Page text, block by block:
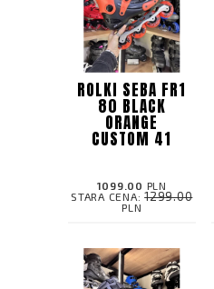
ROLKI SEBA FR1
80 BLACK
ORANGE
CUSTOM 41
1099.00 PLN
STARA CENA:1299.00
PLN